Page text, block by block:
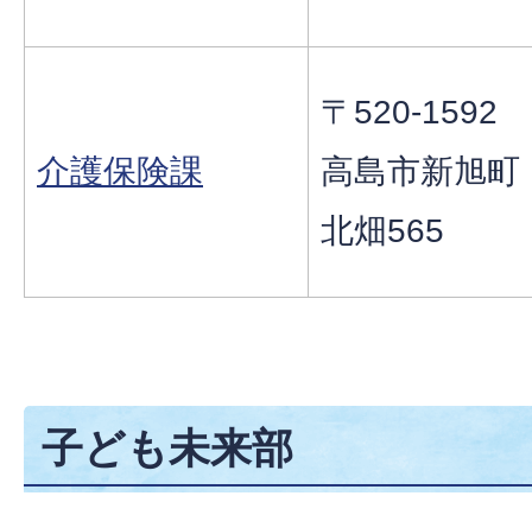
介護保険課
〒520-1592
高島市新旭町
北畑565
子ども未来部